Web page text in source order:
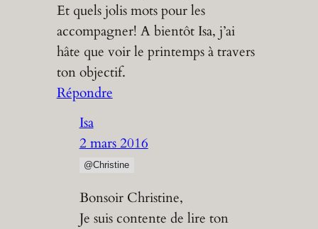
Et quels jolis mots pour les
accompagner! A bientôt Isa, j’ai
hâte que voir le printemps à travers
ton objectif.
Répondre
Isa
2 mars 2016
@Christine
Bonsoir Christine,
Je suis contente de lire ton